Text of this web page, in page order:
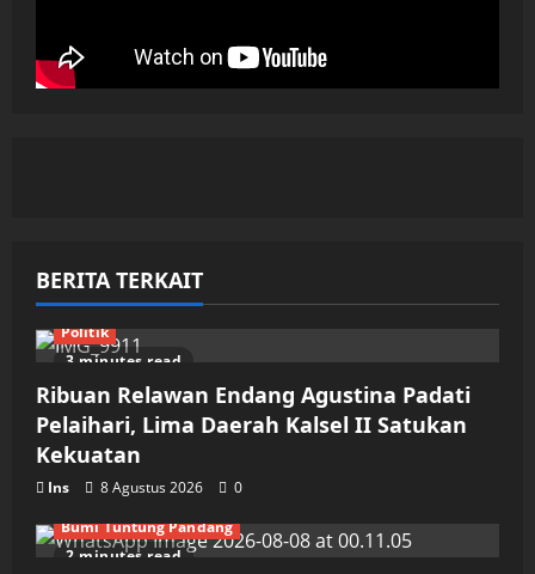
BERITA TERKAIT
3 minutes read
Politik
Ribuan Relawan Endang Agustina Padati
Pelaihari, Lima Daerah Kalsel II Satukan
Kekuatan
Ins 8 Agustus 2026 0
2 minutes read
Bumi Tuntung Pandang